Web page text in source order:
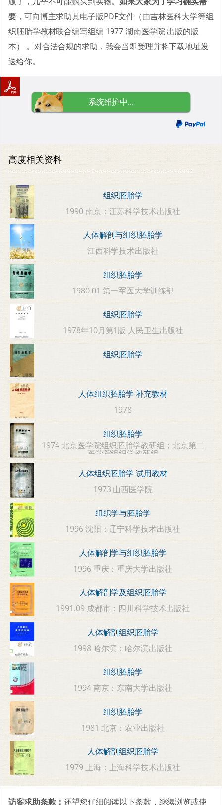
要 ，可向博主求助其电子版PDF文件（由吉林医科大学等组
织胚胎学教材联合编写组编 1977 湖南医学院 出版的版
本） 。对合法合规的求助，我会当即受理并将下载地址发
送给你。
系统维护中...
高度相关资料
组织胚胎学
1990 南京：江苏科学技术出版社
人体解剖与组织胚胎学
江西科学技术出版社
组织胚胎学
1980.01 第一军医大学训练部
组织胚胎学
1978年10月第1版 人民卫生出版社
组织胚胎学
人体组织胚胎学 补充教材
1978
组织胚胎学
1974 北京医学院组织胚胎学教研组；北京第二
医学院组织学教研组
人体组织胚胎学 试用教材
1973 山西医学院
组织学与胚胎学
1996 沈阳：辽宁科学技术出版社
人体解剖学与组织胚胎学
1996 重庆：重庆大学出版社
人体解剖学及组织胚胎学
1991.09 成都市：四川科学技术出版社
人体解剖组织胚胎学
1998 哈尔滨：哈尔滨出版社
组织胚胎学
1994 南京：东南大学出版社
组织胚胎学
1981 北京：农业出版社
人体解剖组织胚胎学
1979 上海：上海科学技术出版社
访客求助条款： 还望您仔细阅读以下条款，继续浏览或使